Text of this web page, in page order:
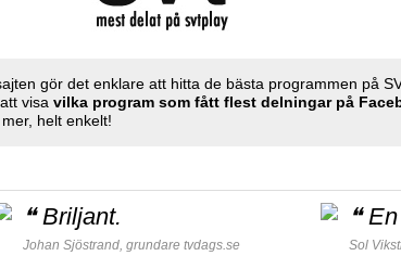
gör det enklare att hitta de bästa programmen på
visa vilka program som fått flest delningar på
helt enkelt!
❝Briljant.
Johan Sjöstrand, grundare tvdags.se
❝
Sol